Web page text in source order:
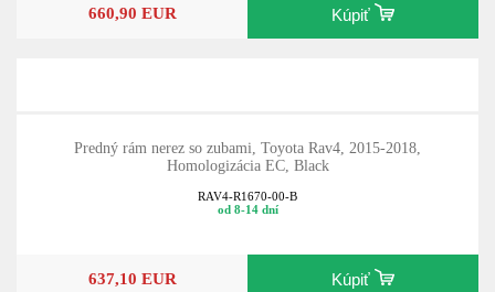
660,90 EUR Kúpiť
Predný rám nerez so zubami, Toyota Rav4, 2015-2018,
Homologizácia EC, Black
RAV4-R1670-00-B
od 8-14 dní
637,10 EUR Kúpiť